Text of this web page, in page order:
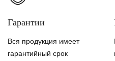
Гарантии
Вся продукция имеет
гарантийный срок